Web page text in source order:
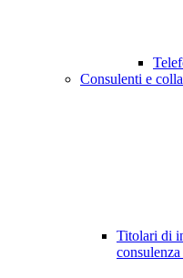
Consulenti e
Titolari di
consulenza